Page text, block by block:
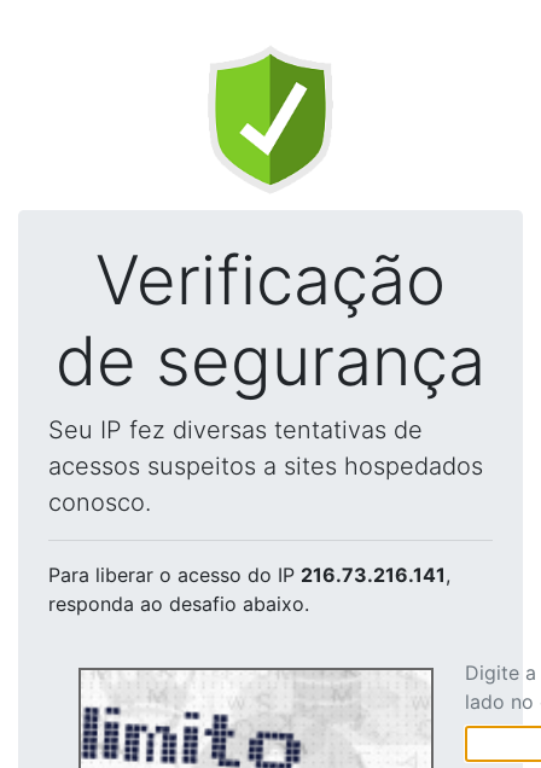
Verificação
de segurança
Seu IP fez diversas tentativas de
acessos suspeitos a sites hospedados
conosco.
Para liberar o acesso do IP 216.73.216.141,
responda ao desafio abaixo.
Digite
lado no